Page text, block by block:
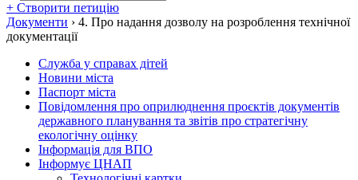
+ Створити петицію
Документи › 4. Про надання дозволу на розроблення технічної
документації
Служба у справах дітей
Новини міста
Паспорт міста
Повідомлення про оприлюднення проєктів документів
державного планування та звітів про стратегічну
екологічну оцінку
Інформація для ВПО
Інформує ЦНАП